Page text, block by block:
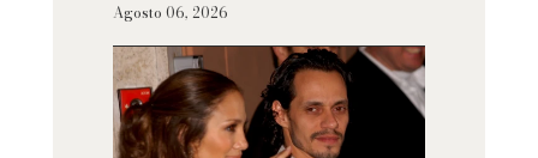
Agosto 06, 2026